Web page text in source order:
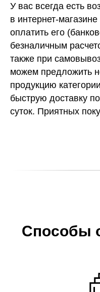
У вас всегда есть
в интернет-
оплатить его
безналичным
также при
можем предложить
продукцию
быструю доставку
суток. Приятных
Способы